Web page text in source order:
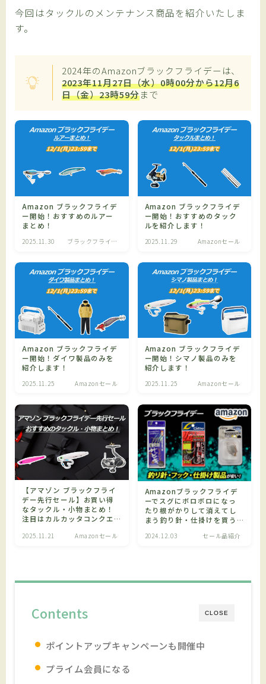
今回はタックルのメンテナンス商品を紹介いたしま
す。
2024年のAmazonブラックフライデーは、
2023年11月27日（水）0時00分から12月6
日（金）23時59分まで
Amazon ブラックフライデ
ー開始！おすすめのルアー
まとめ！
2025.11.30
ブラックフライデ
Amazon ブラックフライデ
ー開始！おすすめのタック
ルを紹介します！
2025.11.29 Amazonセール
Amazon ブラックフライデ
ー開始！ダイワ製品のみを
紹介します！
2025.11.25 Amazonセール
Amazon ブラックフライデ
ー開始！シマノ製品のみを
紹介します！
2025.11.25 Amazonセール
【アマゾン ブラックフライ
デー先行セール】お買い得
なタックル・小物まとめ！
注目はカルカッタコンクエ
2025.11.21 Amazonセール
Amazonブラックフライデ
ーでスグにボロボロになっ
たり根がかりして消えてし
まう釣り針・仕掛けを買う
2024.12.03 セール品紹介
CLOSE
Contents
ポイントアップキャンペーンも開催中
プライム会員になる